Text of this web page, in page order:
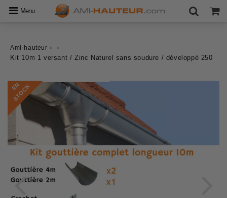
Menu
Ami-hauteur ›
›
Kit 10m 1 versant / Zinc Naturel sans soudure / développé 250
E
N
S
T
O
C
K